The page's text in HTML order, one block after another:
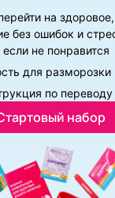
на
без ошибок и
не понравится
для
по
набор